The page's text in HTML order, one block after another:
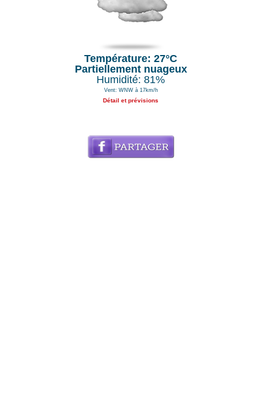
Température: 27°C
Partiellement nuageux
Humidité: 81%
Vent: WNW à 17km/h
Détail et prévisions